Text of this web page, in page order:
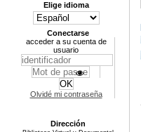
Elige idioma
Conectarse
acceder a su cuenta de
usuario
Olvidé mi contraseña
Dirección